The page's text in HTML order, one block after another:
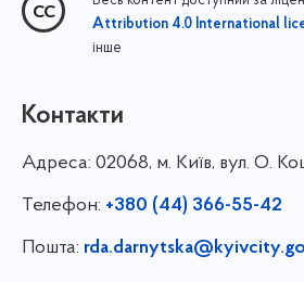
Attribution 4.0 International
інше
Контакти
Адреса: 02068, м. Київ, вул. О.
Телефон: +380 (44) 366-55-42
Пошта: